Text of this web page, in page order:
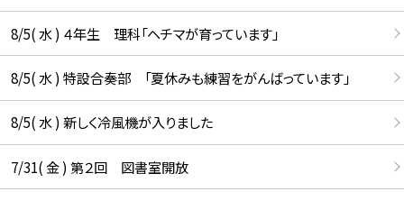
8/5( 水 ) ４年生 理科「ヘチマが育っています」
8/5( 水 ) 特設合奏部 「夏休みも練習をがんばっています」
8/5( 水 ) 新しく冷風機が入りました
7/31( 金 ) 第２回 図書室開放